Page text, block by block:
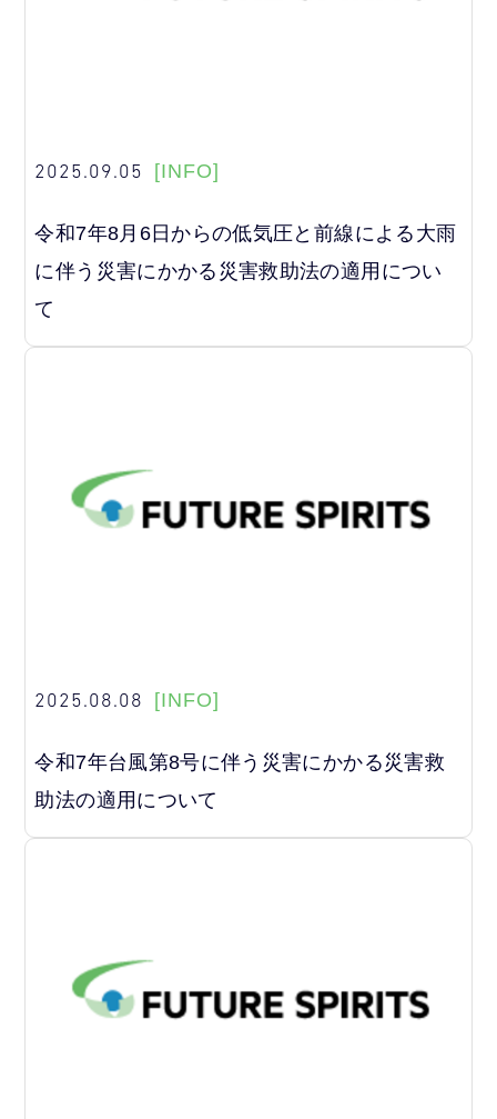
2025.09.05 [INFO]
令和7年8月6日からの低気圧と前線による大雨
に伴う災害にかかる災害救助法の適用につい
て
2025.08.08 [INFO]
令和7年台風第8号に伴う災害にかかる災害救
助法の適用について